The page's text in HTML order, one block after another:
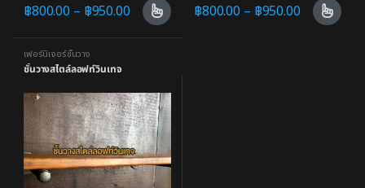
฿800.00 – ฿950.00 ฿800.00 – ฿950.00
เฟอร์นิเจอร์ชั้นวาง
ชั้นวางสไตล์ลอฟท์วินเทจ